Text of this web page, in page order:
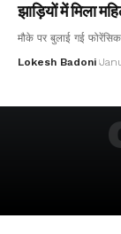
झाड़ियों में मिला
मौके पर बुलाई गई
Lokesh Badoni